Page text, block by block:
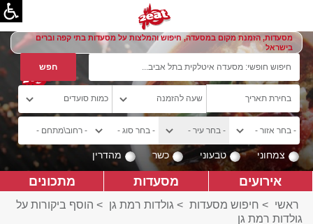
מסעדות, הזמנת מקום במסעדה, חיפוש והמלצות על מסעדות בתי קפה וברים
בישראל
צמחוני טבעוני כשר מהדרין
אירועים מסעדות מתכונים
ראשי > חיפוש מסעדות > גולדות רמת גן > הוסף ביקורות על
גולדות רמת גן